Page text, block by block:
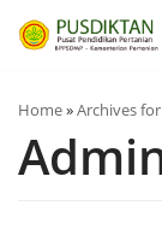
Lompat
ke
Home»Archives